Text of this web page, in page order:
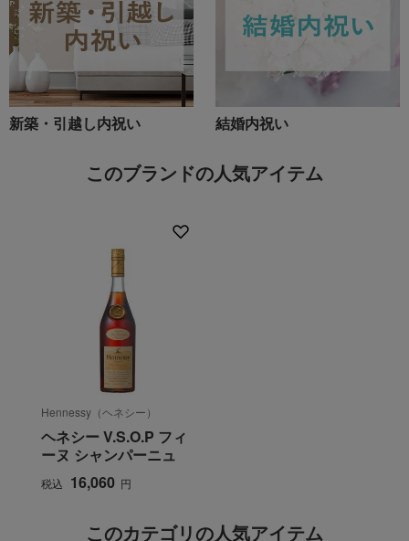
新築・引越し内祝い 結婚内祝い
このブランドの人気アイテム
Hennessy（ヘネシー）
ヘネシー V.S.O.P フィ
ーヌ シャンパーニュ
税込 16,060 円
このカテゴリの人気アイテム